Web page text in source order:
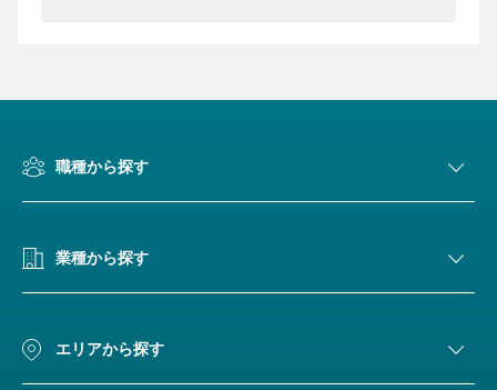
職種から探す
業種から探す
エリアから探す